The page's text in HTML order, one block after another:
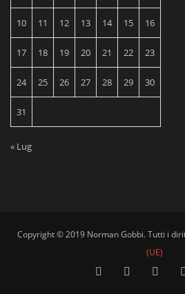
10 11 12 13 14 15 16
17 18 19 20 21 22 23
24 25 26 27 28 29 30
31
« Lug
Copyright © 2019 Norman Gobbi. Tutti i
(UE)